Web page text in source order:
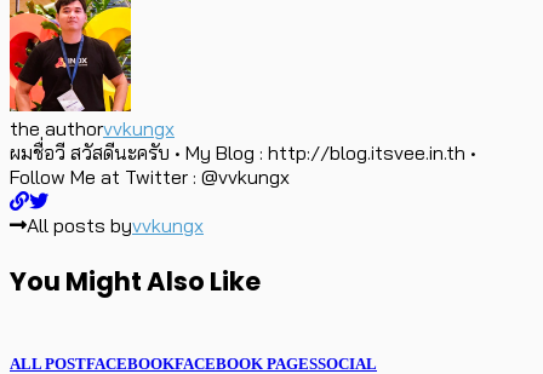
the authorvvkungx
ผมชื่อวี สวัสดีนะครับ • My Blog : http://blog.itsvee.in.th •
Follow Me at Twitter : @vvkungx
All posts byvvkungx
You Might Also Like
ALL POSTFACEBOOKFACEBOOK PAGESSOCIAL